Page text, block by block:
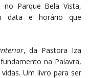
no Parque Bela Vista,
data e horário que
, da Pastora Iza
na Palavra,
Um livro para ser